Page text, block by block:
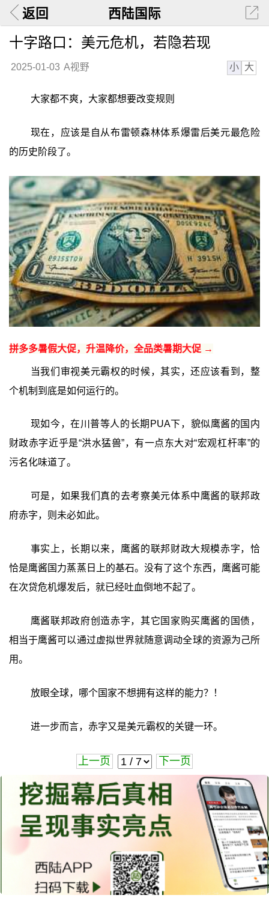
返回 西陆国际
十字路口：美元危机，若隐若现
2025-01-03 A视野 小 大
大家都不爽，大家都想要改变规则
现在，应该是自从布雷顿森林体系爆雷后美元最危险
的历史阶段了。
拼多多暑假大促，升温降价，全品类暑期大促 →
当我们审视美元霸权的时候，其实，还应该看到，整
个机制到底是如何运行的。
现如今，在川普等人的长期PUA下，貌似鹰酱的国内
财政赤字近乎是“洪水猛兽”，有一点东大对“宏观杠杆率”的
污名化味道了。
可是，如果我们真的去考察美元体系中鹰酱的联邦政
府赤字，则未必如此。
事实上，长期以来，鹰酱的联邦财政大规模赤字，恰
恰是鹰酱国力蒸蒸日上的基石。没有了这个东西，鹰酱可能
在次贷危机爆发后，就已经吐血倒地不起了。
鹰酱联邦政府创造赤字，其它国家购买鹰酱的国债，
相当于鹰酱可以通过虚拟世界就随意调动全球的资源为己所
用。
放眼全球，哪个国家不想拥有这样的能力？！
进一步而言，赤字又是美元霸权的关键一环。
上一页 下一页